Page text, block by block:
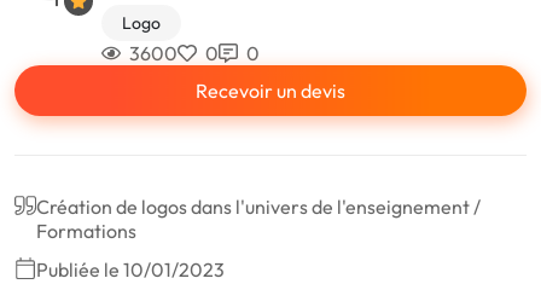
Logo
3600 0
0
Recevoir un devis
Création de logos dans l'univers de l'enseignement /
Formations
Publiée le 10/01/2023